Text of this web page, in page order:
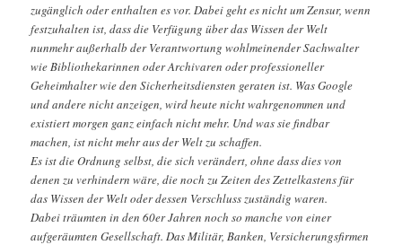
zugänglich oder enthalten es vor. Dabei geht es nicht um Zensur, wenn
festzuhalten ist, dass die Verfügung über das Wissen der Welt
nunmehr außerhalb der Verantwortung wohlmeinender Sachwalter
wie Bibliothekarinnen oder Archivaren oder professioneller
Geheimhalter wie den Sicherheitsdiensten geraten ist. Was Google
und andere nicht anzeigen, wird heute nicht wahrgenommen und
existiert morgen ganz einfach nicht mehr. Und was sie findbar
machen, ist nicht mehr aus der Welt zu schaffen.
Es ist die Ordnung selbst, die sich verändert, ohne dass dies von
denen zu verhindern wäre, die noch zu Zeiten des Zettelkastens für
das Wissen der Welt oder dessen Verschluss zuständig waren.
Dabei träumten in den 60er Jahren noch so manche von einer
aufgeräumten Gesellschaft. Das Militär, Banken, Versicherungsfirmen